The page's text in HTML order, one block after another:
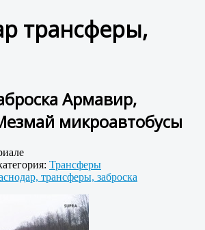
трансферы,
Армавир,
микроавтобусы
Трансферы
трансферы, заброска